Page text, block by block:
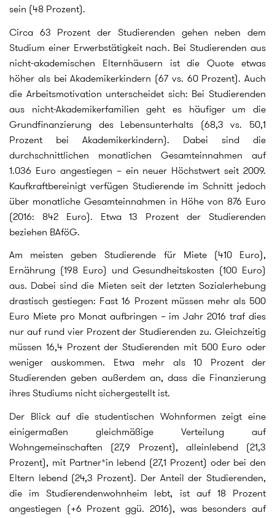
sein (48 Prozent).
Circa 63 Prozent der Studierenden gehen neben dem
Studium einer Erwerbstätigkeit nach. Bei Studierenden aus
nicht-akademischen Elternhäusern ist die Quote etwas
höher als bei Akademikerkindern (67 vs. 60 Prozent). Auch
die Arbeitsmotivation unterscheidet sich: Bei Studierenden
aus nicht-Akademikerfamilien geht es häufiger um die
Grundfinanzierung des Lebensunterhalts (68,3 vs. 50,1
Prozent bei Akademikerkindern). Dabei sind die
durchschnittlichen monatlichen Gesamteinnahmen auf
1.036 Euro angestiegen – ein neuer Höchstwert seit 2009.
Kaufkraftbereinigt verfügen Studierende im Schnitt jedoch
über monatliche Gesamteinnahmen in Höhe von 876 Euro
(2016: 842 Euro). Etwa 13 Prozent der Studierenden
beziehen BAföG.
Am meisten geben Studierende für Miete (410 Euro),
Ernährung (198 Euro) und Gesundheitskosten (100 Euro)
aus. Dabei sind die Mieten seit der letzten Sozialerhebung
drastisch gestiegen: Fast 16 Prozent müssen mehr als 500
Euro Miete pro Monat aufbringen – im Jahr 2016 traf dies
nur auf rund vier Prozent der Studierenden zu. Gleichzeitig
müssen 16,4 Prozent der Studierenden mit 500 Euro oder
weniger auskommen. Etwa mehr als 10 Prozent der
Studierenden geben außerdem an, dass die Finanzierung
ihres Studiums nicht sichergestellt ist.
Der Blick auf die studentischen Wohnformen zeigt eine
einigermaßen gleichmäßige Verteilung auf
Wohngemeinschaften (27,9 Prozent), alleinlebend (21,3
Prozent), mit Partner*in lebend (27,1 Prozent) oder bei den
Eltern lebend (24,3 Prozent). Der Anteil der Studierenden,
die im Studierendenwohnheim lebt, ist auf 18 Prozent
angestiegen (+6 Prozent ggü. 2016), was besonders auf